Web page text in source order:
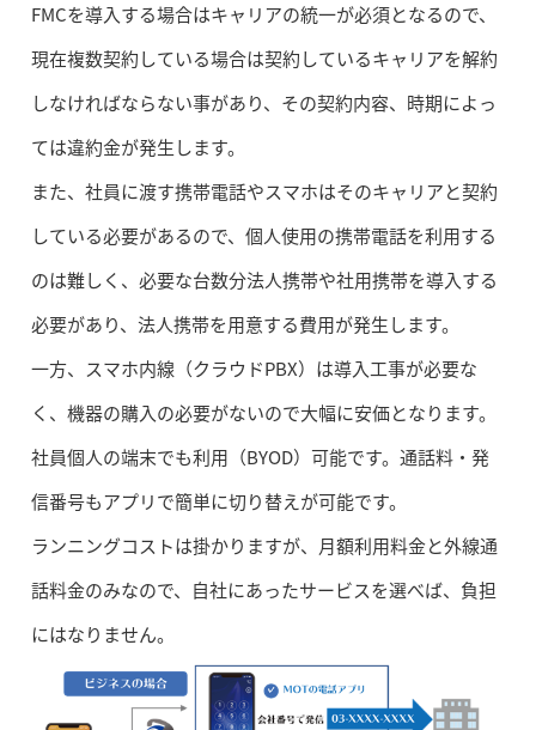
FMCを導入する場合はキャリアの統一が必須となるので、
現在複数契約している場合は契約しているキャリアを解約
しなければならない事があり、その契約内容、時期によっ
ては違約金が発生します。
また、社員に渡す携帯電話やスマホはそのキャリアと契約
している必要があるので、個人使用の携帯電話を利用する
のは難しく、必要な台数分法人携帯や社用携帯を導入する
必要があり、法人携帯を用意する費用が発生します。
一方、スマホ内線（クラウドPBX）は導入工事が必要な
く、機器の購入の必要がないので大幅に安価となります。
社員個人の端末でも利用（BYOD）可能です。通話料・発
信番号もアプリで簡単に切り替えが可能です。
ランニングコストは掛かりますが、月額利用料金と外線通
話料金のみなので、自社にあったサービスを選べば、負担
にはなりません。